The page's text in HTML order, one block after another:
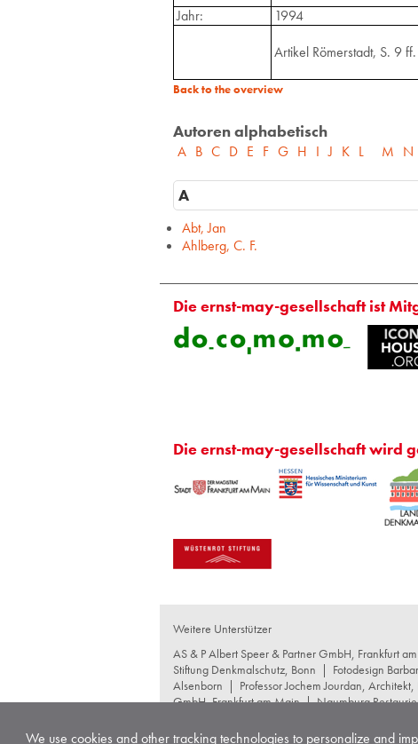
We use cookies and other tracking technologies to personalize and
Jahr:
1994
Artikel Römerstadt, S. 9 ff.
Back to the overview
Autoren alphabetisch
A B C D E F G H I J K L M N
A
Abt, Jan
Ahlberg, C. F.
Die ernst-may-gesellschaft ist
Die ernst-may-gesellschaft wird
Weitere Unterstützer
AS & P Albert Speer & Partner GmbH, Frankfurt
Stiftung Denkmalschutz, Bonn | Fotodesign
Alsenborn | Professor Jochem Jourdan,
GmbH, Frankfurt am Main|Naumburg
Produktgesellschaft mbH, Waltrop|Wentz